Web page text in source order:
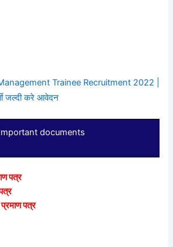
Trainee Recruitment 2022 |
जल्दी करे आवेदन
documents
पत्र
प्रमाण पत्र